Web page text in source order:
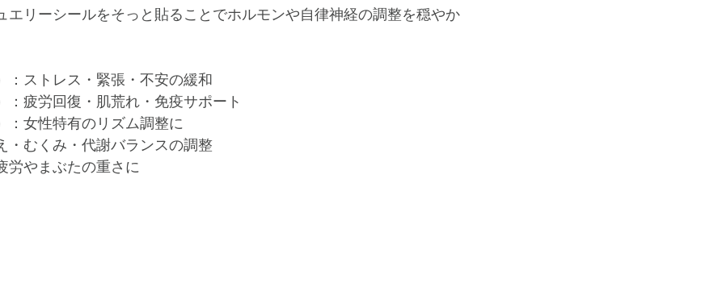
エリーシールをそっと貼ることでホルモンや自律神経の調整を穏やか
：ストレス・緊張・不安の緩和
：疲労回復・肌荒れ・免疫サポート
：女性特有のリズム調整に
・むくみ・代謝バランスの調整
労やまぶたの重さに